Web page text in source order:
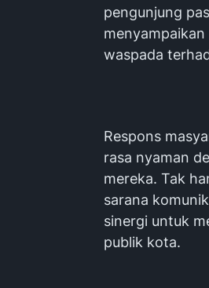
pengunjung
waspada
Respons
rasa nyaman
mereka. Tak
sarana
sinergi untuk
publik kota.